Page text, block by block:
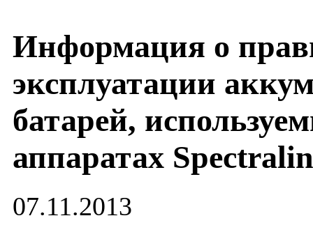
Информация о
эксплуатации
батарей,
аппаратах
07.11.2013